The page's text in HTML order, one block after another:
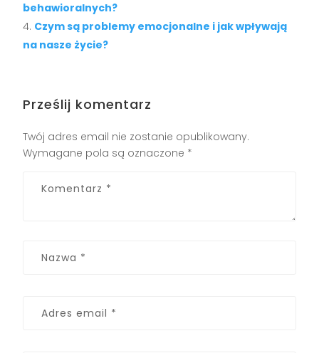
behawioralnych?
Czym są problemy emocjonalne i jak wpływają
na nasze życie?
Prześlij komentarz
Twój adres email nie zostanie opublikowany.
Wymagane pola są oznaczone *